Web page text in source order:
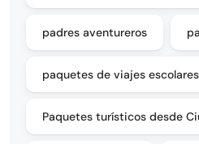
padres aventureros
paquetes de viajes
Paquetes turísticos desde